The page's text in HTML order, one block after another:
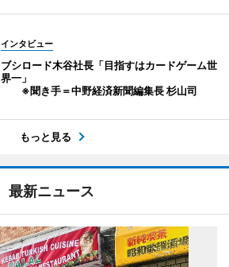
インタビュー
ブシロード木谷社長「目指すはカードゲーム世
界一」
※聞き手＝中野経済新聞編集長 杉山司
もっと見る
最新ニュース